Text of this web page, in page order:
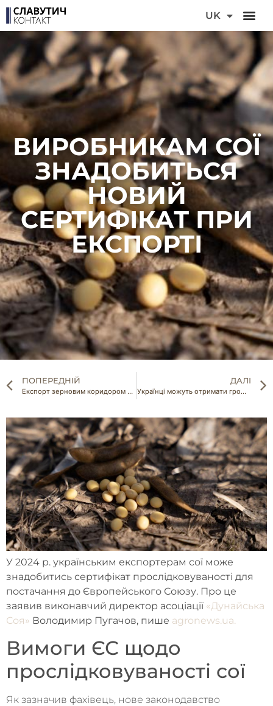
UK
FR
ВИРОБНИКАМ СОЇ
ЗНАДОБИТЬСЯ
НОВИЙ
СЕРТИФІКАТ ПРИ
ЕКСПОРТІ
ПОПЕРЕДНІЙ
Експорт зерновим коридором залишається критично низьким
ДАЛІ
Українці можуть отримати грошову допомогу 6600 грн: деталі
У 2024 р. українським експортерам сої може
знадобитись сертифікат прослідковуваності для
постачання до Європейського Союзу. Про це
заявив виконавчий директор асоціації «Дунайська
Соя» Володимир Пугачов, пише agronews.ua.
Вимоги ЄС щодо
прослідковуваності сої
Як зазначив фахівець, нове законодавство